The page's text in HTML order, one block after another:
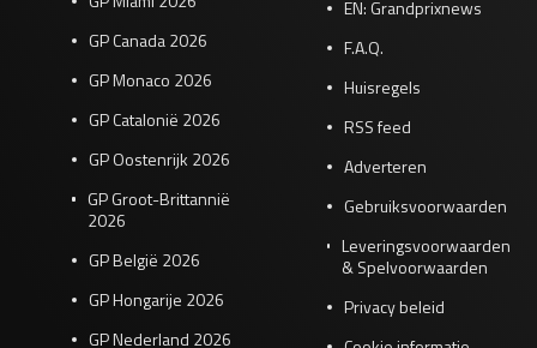
GP Canada 2026
GP Monaco 2026
GP Catalonië 2026
GP Oostenrijk 2026
GP Groot-Brittannië
2026
GP België 2026
GP Hongarije 2026
GP Nederland 2026
EN: Grandprixnews
F.A.Q.
Huisregels
RSS feed
Adverteren
Gebruiksvoorwaarden
Leveringsvoorwaarden
& Spelvoorwaarden
Privacy beleid